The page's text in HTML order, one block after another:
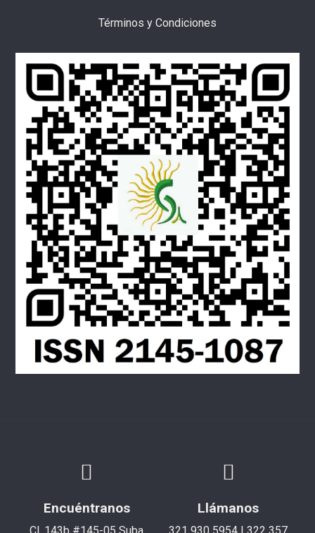
Términos y Condiciones
Encuéntranos Llámanos